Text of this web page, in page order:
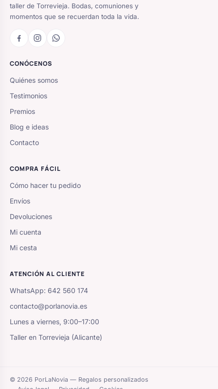
taller de Torrevieja. Bodas, comuniones y
momentos que se recuerdan toda la vida.
CONÓCENOS
Quiénes somos
Testimonios
Premios
Blog e ideas
Contacto
COMPRA FÁCIL
Cómo hacer tu pedido
Envíos
Devoluciones
Mi cuenta
Mi cesta
ATENCIÓN AL CLIENTE
WhatsApp: 642 560 174
contacto@porlanovia.es
Lunes a viernes, 9:00–17:00
Taller en Torrevieja (Alicante)
© 2026 PorLaNovia — Regalos personalizados